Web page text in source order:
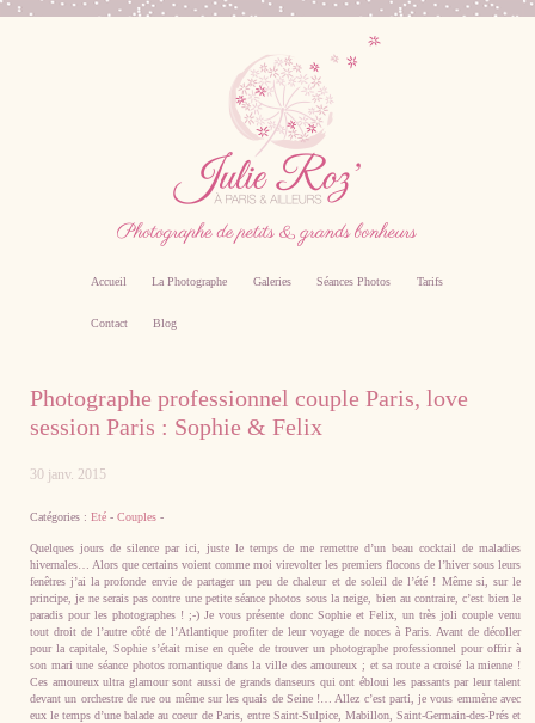
famille, grossesse, femme enceinte sur Paris
Accueil La Photographe Galeries Séances Photos Tarifs
Contact Blog
Photographe professionnel couple Paris, love
session Paris : Sophie & Felix
30 janv. 2015
Catégories : Eté - Couples -
Quelques jours de silence par ici, juste le temps de me remettre d’un beau cocktail de maladies
hivernales… Alors que certains voient comme moi virevolter les premiers flocons de l’hiver sous leurs
fenêtres j’ai la profonde envie de partager un peu de chaleur et de soleil de l’été ! Même si, sur le
principe, je ne serais pas contre une petite séance photos sous la neige, bien au contraire, c’est bien le
paradis pour les photographes ! ;-) Je vous présente donc Sophie et Felix, un très joli couple venu
tout droit de l’autre côté de l’Atlantique profiter de leur voyage de noces à Paris. Avant de décoller
pour la capitale, Sophie s’était mise en quête de trouver un photographe professionnel pour offrir à
son mari une séance photos romantique dans la ville des amoureux ; et sa route a croisé la mienne !
Ces amoureux ultra glamour sont aussi de grands danseurs qui ont ébloui les passants par leur talent
devant un orchestre de rue ou même sur les quais de Seine !… Allez c’est parti, je vous emmène avec
eux le temps d’une balade au coeur de Paris, entre Saint-Sulpice, Mabillon, Saint-Germain-des-Prés et